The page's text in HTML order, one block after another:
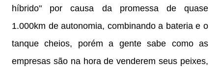
híbrido" por causa da promessa de quase
1.000km de autonomia, combinando a bateria e o
tanque cheios, porém a gente sabe como as
empresas são na hora de venderem seus peixes,